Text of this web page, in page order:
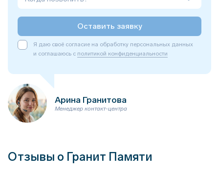
Оставить заявку
Я даю своё согласие на обработку персональных данных
и соглашаюсь с политикой конфиденциальности
Арина Гранитова
Менеджер контакт-центра
Отзывы о Гранит Памяти